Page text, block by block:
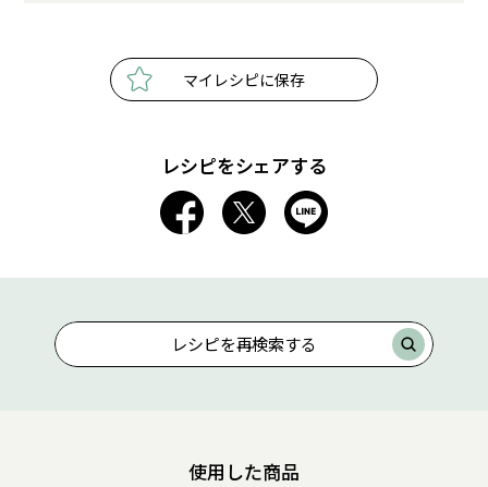
マイレシピに保存
レシピをシェアする
レシピを再検索する
使用した商品